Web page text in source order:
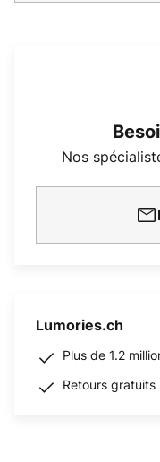
Nos
Lumories.ch
Plus de 1.2
Retours